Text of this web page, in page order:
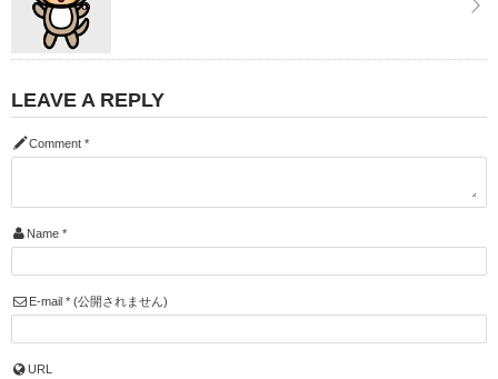
LEAVE A REPLY
Comment *
Name *
E-mail *(公開されません)
URL